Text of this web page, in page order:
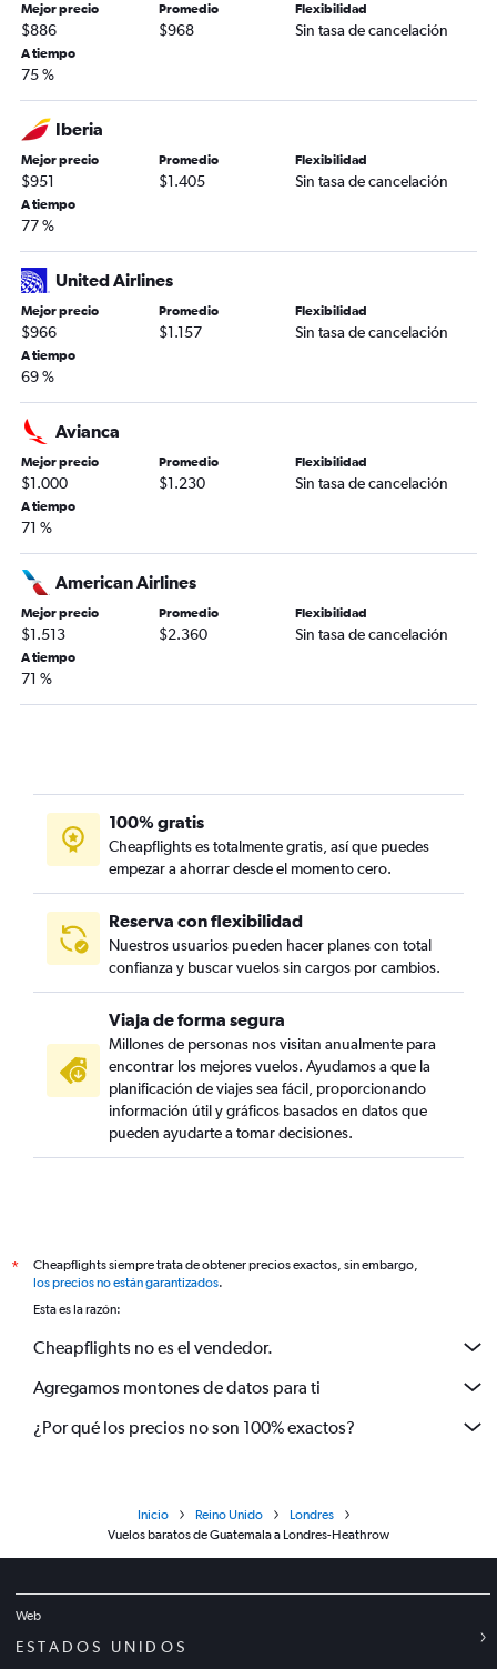
Mejor precio
$886
Promedio
$968
Flexibilidad
Sin tasa de cancelación
A tiempo
75 %
Iberia
Mejor precio
$951
Promedio
$1.405
Flexibilidad
Sin tasa de cancelación
A tiempo
77 %
United Airlines
Mejor precio
$966
Promedio
$1.157
Flexibilidad
Sin tasa de cancelación
A tiempo
69 %
Avianca
Mejor precio
$1.000
Promedio
$1.230
Flexibilidad
Sin tasa de cancelación
A tiempo
71 %
American Airlines
Mejor precio
$1.513
Promedio
$2.360
Flexibilidad
Sin tasa de cancelación
A tiempo
71 %
100% gratis
Cheapflights es totalmente gratis, así que puedes
empezar a ahorrar desde el momento cero.
Reserva con flexibilidad
Nuestros usuarios pueden hacer planes con total
confianza y buscar vuelos sin cargos por cambios.
Viaja de forma segura
Millones de personas nos visitan anualmente para
encontrar los mejores vuelos. Ayudamos a que la
planificación de viajes sea fácil, proporcionando
información útil y gráficos basados en datos que
pueden ayudarte a tomar decisiones.
*
Cheapflights siempre trata de obtener precios exactos, sin embargo,
los precios no están garantizados.
Esta es la razón:
Cheapflights no es el vendedor.
Agregamos montones de datos para ti
¿Por qué los precios no son 100% exactos?
Inicio Reino Unido
Londres
Vuelos baratos de Guatemala a Londres-Heathrow
Web
ESTADOS UNIDOS